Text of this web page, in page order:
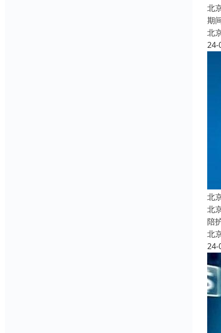
北
期
北
24-
北
北
陪
北
24-